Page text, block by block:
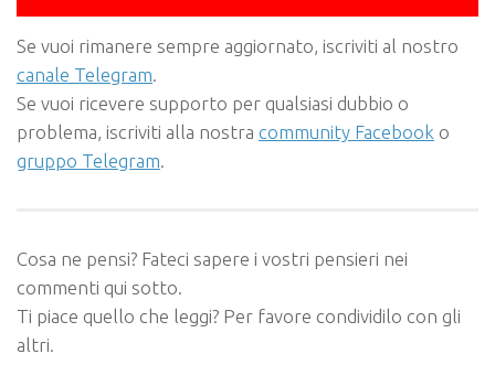
Se vuoi rimanere sempre aggiornato, iscriviti al nostro
canale Telegram.
Se vuoi ricevere supporto per qualsiasi dubbio o
problema, iscriviti alla nostra community Facebook o
gruppo Telegram.
Cosa ne pensi? Fateci sapere i vostri pensieri nei
commenti qui sotto.
Ti piace quello che leggi? Per favore condividilo con gli
altri.